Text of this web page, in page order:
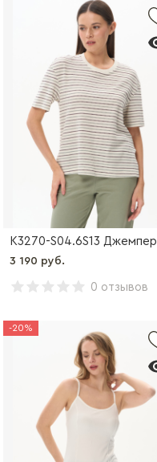
K3270-S04.6S13 Джемпер
3 190 руб.
0 отзывов
-20%